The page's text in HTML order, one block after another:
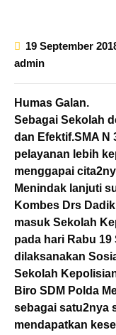
19 September
admin
Humas Galan.
Sebagai Sekolah
dan Efektif.SMA N
pelayanan lebih
menggapai
Menindak lanjuti
Kombes Drs
masuk Sekolah
pada hari Rabu 19
dilaksanakan
Sekolah
Biro SDM Polda
sebagai satu2nya
mendapatkan